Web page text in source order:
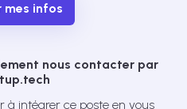
mes infos
nous contacter par
à intégrer ce poste en vous